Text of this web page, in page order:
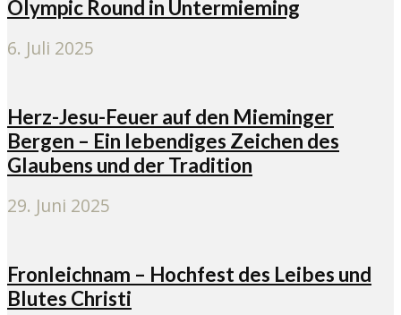
Olympic Round in Untermieming
6. Juli 2025
Herz-Jesu-Feuer auf den Mieminger
Bergen – Ein lebendiges Zeichen des
Glaubens und der Tradition
29. Juni 2025
Fronleichnam – Hochfest des Leibes und
Blutes Christi